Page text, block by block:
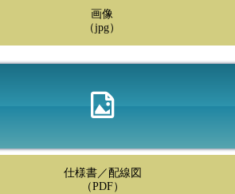
画像
（jpg）
仕様書／配線図
（PDF）